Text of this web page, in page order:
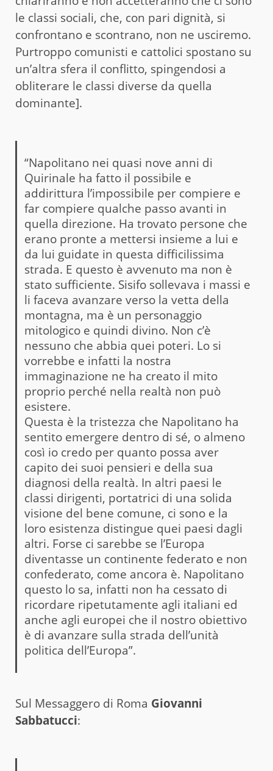
le classi sociali, che, con pari dignità, si
confrontano e scontrano, non ne usciremo.
Purtroppo comunisti e cattolici spostano su
un’altra sfera il conflitto, spingendosi a
obliterare le classi diverse da quella
dominante].
“Napolitano nei quasi nove anni di
Quirinale ha fatto il possibile e
addirittura l’impossibile per compiere e
far compiere qualche passo avanti in
quella direzione. Ha trovato persone che
erano pronte a mettersi insieme a lui e
da lui guidate in questa difficilissima
strada. E questo è avvenuto ma non è
stato sufficiente. Sisifo sollevava i massi e
li faceva avanzare verso la vetta della
montagna, ma è un personaggio
mitologico e quindi divino. Non c’è
nessuno che abbia quei poteri. Lo si
vorrebbe e infatti la nostra
immaginazione ne ha creato il mito
proprio perché nella realtà non può
esistere.
Questa è la tristezza che Napolitano ha
sentito emergere dentro di sé, o almeno
così io credo per quanto possa aver
capito dei suoi pensieri e della sua
diagnosi della realtà. In altri paesi le
classi dirigenti, portatrici di una solida
visione del bene comune, ci sono e la
loro esistenza distingue quei paesi dagli
altri. Forse ci sarebbe se l’Europa
diventasse un continente federato e non
confederato, come ancora è. Napolitano
questo lo sa, infatti non ha cessato di
ricordare ripetutamente agli italiani ed
anche agli europei che il nostro obiettivo
è di avanzare sulla strada dell’unità
politica dell’Europa”.
Sul Messaggero di Roma Giovanni
Sabbatucci: